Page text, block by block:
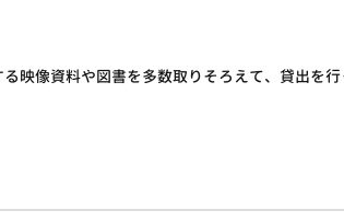
映像資料や図書を多数取りそろえて、貸出を